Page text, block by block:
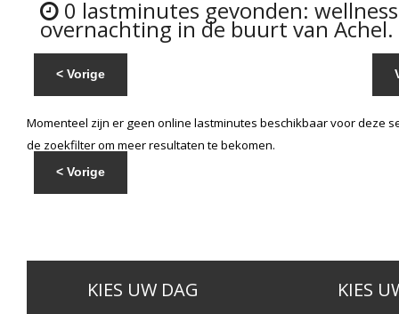
0 lastminutes gevonden:
overnachting in de buurt van Achel.
< Vorige
Momenteel zijn er geen online lastminutes beschikbaar voor deze
de zoekfilter om meer resultaten te bekomen.
< Vorige
KIES UW DAG KIES